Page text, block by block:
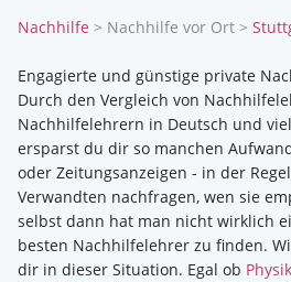
Nachhilfe > Nachhilfe vor Ort >
Engagierte und günstige private
Durch den Vergleich von
Nachhilfelehrern in Deutsch und
ersparst du dir so manchen
oder Zeitungsanzeigen - in der
Verwandten nachfragen, wen sie
selbst dann hat man nicht wirklich
besten Nachhilfelehrer zu finden.
dir in dieser Situation. Egal ob